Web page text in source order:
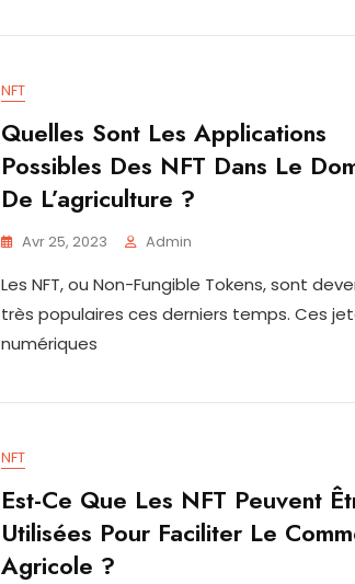
NFT
Quelles Sont Les Applications
Possibles Des NFT Dans Le
De L’agriculture ?
Avr 25, 2023 Admin
Les NFT, ou Non-Fungible Tokens, sont
très populaires ces derniers temps. Ces
numériques
NFT
Est-Ce Que Les NFT Peuvent
Utilisées Pour Faciliter Le
Agricole ?